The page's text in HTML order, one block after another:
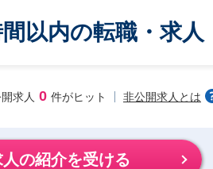
以内の転職・求人
求人 0 件がヒット 非公開求人とは
の紹介を受ける